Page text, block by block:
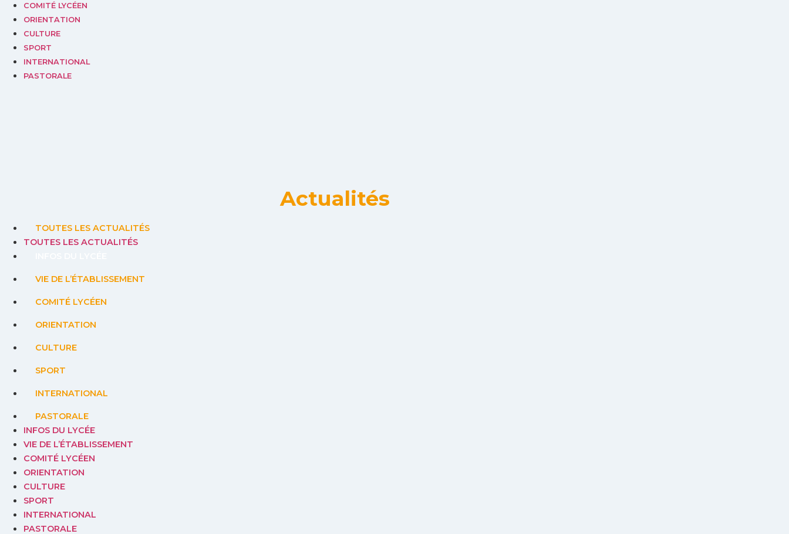
COMITÉ LYCÉEN
ORIENTATION
CULTURE
SPORT
INTERNATIONAL
PASTORALE
Actualités
TOUTES LES ACTUALITÉS
TOUTES LES ACTUALITÉS
VIE DE L’ÉTABLISSEMENT
COMITÉ LYCÉEN
ORIENTATION
CULTURE
SPORT
INTERNATIONAL
PASTORALE
INFOS DU LYCÉE
VIE DE L’ÉTABLISSEMENT
COMITÉ LYCÉEN
ORIENTATION
CULTURE
SPORT
INTERNATIONAL
PASTORALE